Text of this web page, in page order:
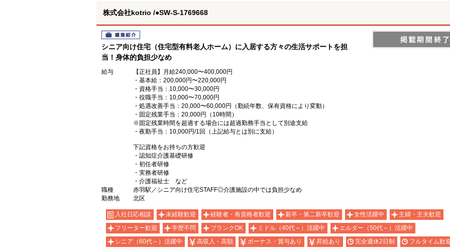
株式会社kotrio /●SW-S-1769668
職業紹介
シニア向け住宅（住宅型有料老人ホーム）に入居する方々の生活サポートを担
当！身体的負担少なめ
給与
【正社員】月給240,000〜400,000円
・基本給：200,000円〜220,000円
・資格手当：10,000〜30,000円
・役職手当：10,000〜70,000円
・処遇改善手当：20,000〜60,000円（勤続年数、保有資格により変動）
・固定残業手当：20,000円（10時間）
※固定残業時間を超過する場合には超過勤務手当として別途支給
・夜勤手当：10,000円/1回（上記給与とは別に支給）
下記資格をお持ちの方歓迎
・認知症介護基礎研修
・初任者研修
・実務者研修
・介護福祉士 など
職種
赤羽駅／シニア向け住宅STAFF◎介護施設の中では負担少なめ
勤務地
北区
入社日応相談 未経験歓迎 経験者・有資格者歓迎 新卒・第二新卒歓迎 女性活躍中
主婦・主夫歓迎
フリーター歓迎
学歴不問 ブランクOK ミドル（40代～）活躍中
エルダー（50代～）活躍中
シニア（60代～）活躍中
高収入・高額 ボーナス・賞与あり 昇給あり 完全週休2日制
フルタイム歓